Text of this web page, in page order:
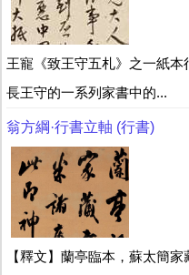
王寵《致王守五札》之一紙
長王守的一系列家書中的...
翁方綱·行書立軸 (行書)
【釋文】蘭亭臨本，蘇太簡